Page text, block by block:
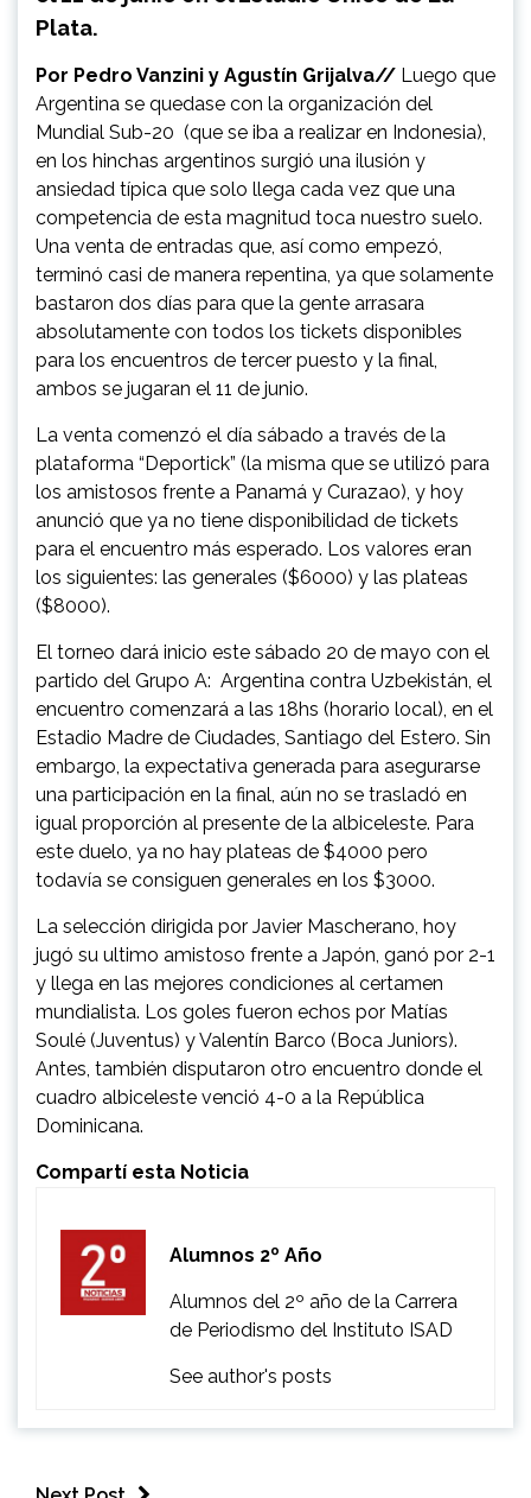
Plata.
Por Pedro Vanzini y Agustín Grijalva// Luego que
Argentina se quedase con la organización del
Mundial Sub-20 (que se iba a realizar en Indonesia),
en los hinchas argentinos surgió una ilusión y
ansiedad típica que solo llega cada vez que una
competencia de esta magnitud toca nuestro suelo.
Una venta de entradas que, así como empezó,
terminó casi de manera repentina, ya que solamente
bastaron dos días para que la gente arrasara
absolutamente con todos los tickets disponibles
para los encuentros de tercer puesto y la final,
ambos se jugaran el 11 de junio.
La venta comenzó el día sábado a través de la
plataforma “Deportick” (la misma que se utilizó para
los amistosos frente a Panamá y Curazao), y hoy
anunció que ya no tiene disponibilidad de tickets
para el encuentro más esperado. Los valores eran
los siguientes: las generales ($6000) y las plateas
($8000).
El torneo dará inicio este sábado 20 de mayo con el
partido del Grupo A: Argentina contra Uzbekistán, el
encuentro comenzará a las 18hs (horario local), en el
Estadio Madre de Ciudades, Santiago del Estero. Sin
embargo, la expectativa generada para asegurarse
una participación en la final, aún no se trasladó en
igual proporción al presente de la albiceleste. Para
este duelo, ya no hay plateas de $4000 pero
todavía se consiguen generales en los $3000.
La selección dirigida por Javier Mascherano, hoy
jugó su ultimo amistoso frente a Japón, ganó por 2-1
y llega en las mejores condiciones al certamen
mundialista. Los goles fueron echos por Matías
Soulé (Juventus) y Valentín Barco (Boca Juniors).
Antes, también disputaron otro encuentro donde el
cuadro albiceleste venció 4-0 a la República
Dominicana.
Compartí esta Noticia
Alumnos 2º Año
Alumnos del 2º año de la Carrera
de Periodismo del Instituto ISAD
See author's posts